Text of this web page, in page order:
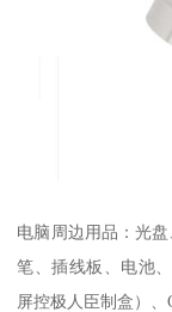
电脑周边用品：光
笔、插线板、电池
屏控极人臣制盒）、